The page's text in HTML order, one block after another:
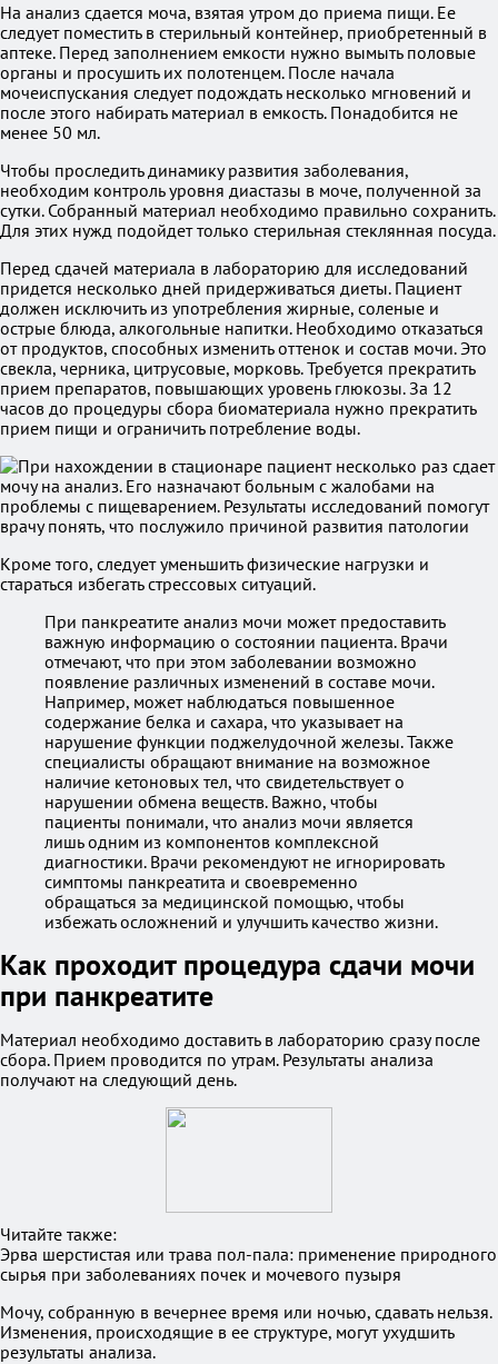
На анализ сдается моча, взятая утром до приема пищи. Ее
следует поместить в стерильный контейнер, приобретенный в
аптеке. Перед заполнением емкости нужно вымыть половые
органы и просушить их полотенцем. После начала
мочеиспускания следует подождать несколько мгновений и
после этого набирать материал в емкость. Понадобится не
менее 50 мл.
Чтобы проследить динамику развития заболевания,
необходим контроль уровня диастазы в моче, полученной за
сутки. Собранный материал необходимо правильно сохранить.
Для этих нужд подойдет только стерильная стеклянная посуда.
Перед сдачей материала в лабораторию для исследований
придется несколько дней придерживаться диеты. Пациент
должен исключить из употребления жирные, соленые и
острые блюда, алкогольные напитки. Необходимо отказаться
от продуктов, способных изменить оттенок и состав мочи. Это
свекла, черника, цитрусовые, морковь. Требуется прекратить
прием препаратов, повышающих уровень глюкозы. За 12
часов до процедуры сбора биоматериала нужно прекратить
прием пищи и ограничить потребление воды.
Кроме того, следует уменьшить физические нагрузки и
стараться избегать стрессовых ситуаций.
При панкреатите анализ мочи может предоставить
важную информацию о состоянии пациента. Врачи
отмечают, что при этом заболевании возможно
появление различных изменений в составе мочи.
Например, может наблюдаться повышенное
содержание белка и сахара, что указывает на
нарушение функции поджелудочной железы. Также
специалисты обращают внимание на возможное
наличие кетоновых тел, что свидетельствует о
нарушении обмена веществ. Важно, чтобы
пациенты понимали, что анализ мочи является
лишь одним из компонентов комплексной
диагностики. Врачи рекомендуют не игнорировать
симптомы панкреатита и своевременно
обращаться за медицинской помощью, чтобы
избежать осложнений и улучшить качество жизни.
Как проходит процедура сдачи мочи
при панкреатите
Материал необходимо доставить в лабораторию сразу после
сбора. Прием проводится по утрам. Результаты анализа
получают на следующий день.
Читайте также:
Эрва шерстистая или трава пол-пала: применение природного
сырья при заболеваниях почек и мочевого пузыря
Мочу, собранную в вечернее время или ночью, сдавать нельзя.
Изменения, происходящие в ее структуре, могут ухудшить
результаты анализа.